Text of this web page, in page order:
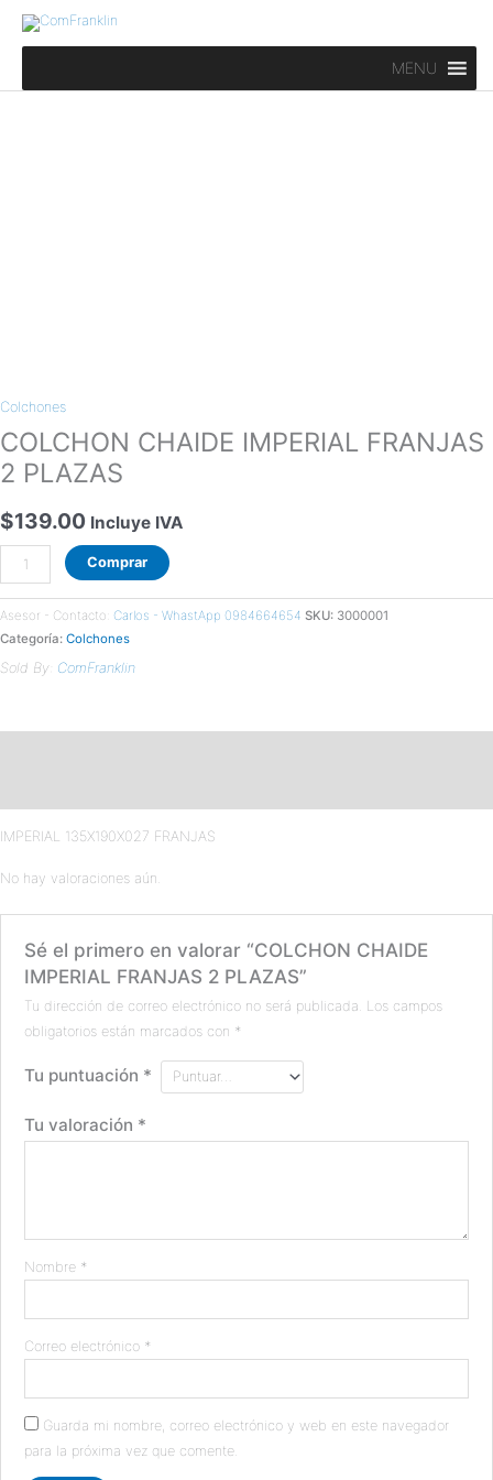
MENU
Colchones
COLCHON CHAIDE IMPERIAL FRANJAS
2 PLAZAS
$139.00 Incluye IVA
Comprar
Asesor - Contacto: Carlos - WhastApp 0984664654 SKU: 3000001
Categoría: Colchones
Sold By: ComFranklin
IMPERIAL 135X190X027 FRANJAS
No hay valoraciones aún.
Sé el primero en valorar “COLCHON CHAIDE
IMPERIAL FRANJAS 2 PLAZAS”
Tu dirección de correo electrónico no será publicada. Los campos
obligatorios están marcados con *
Tu puntuación *
Tu valoración *
Nombre *
Correo electrónico *
Guarda mi nombre, correo electrónico y web en este navegador
para la próxima vez que comente.